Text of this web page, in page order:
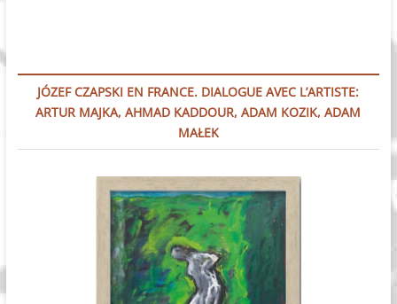
JÓZEF CZAPSKI EN FRANCE. DIALOGUE AVEC L’ARTISTE:
ARTUR MAJKA, AHMAD KADDOUR, ADAM KOZIK, ADAM
MAŁEK